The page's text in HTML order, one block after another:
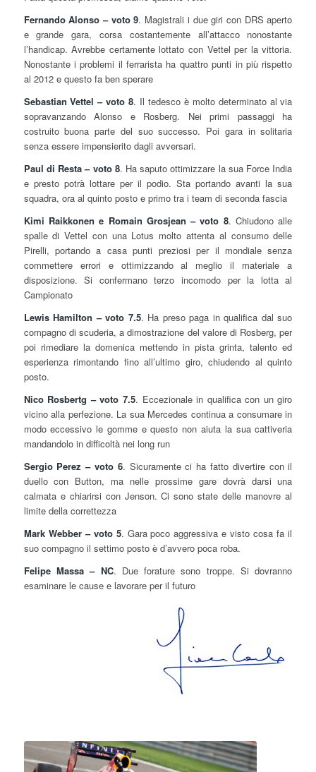
Fernando Alonso – voto 9. Magistrali i due giri con DRS aperto
e grande gara, corsa costantemente all’attacco nonostante
l’handicap. Avrebbe certamente lottato con Vettel per la vittoria.
Nonostante i problemi il ferrarista ha quattro punti in più rispetto
al 2012 e questo fa ben sperare
Sebastian Vettel – voto 8. Il tedesco è molto determinato al via
sopravanzando Alonso e Rosberg. Nei primi passaggi ha
costruito buona parte del suo successo. Poi gara in solitaria
senza essere impensierito dagli avversari.
Paul di Resta – voto 8. Ha saputo ottimizzare la sua Force India
e presto potrà lottare per il podio. Sta portando avanti la sua
squadra, ora al quinto posto e primo tra i team di seconda fascia
Kimi Raikkonen e Romain Grosjean – voto 8. Chiudono alle
spalle di Vettel con una Lotus molto attenta al consumo delle
Pirelli, portando a casa punti preziosi per il mondiale senza
commettere errori e ottimizzando al meglio il materiale a
disposizione. Si confermano terzo incomodo per la lotta al
Campionato
Lewis Hamilton – voto 7.5. Ha preso paga in qualifica dal suo
compagno di scuderia, a dimostrazione del valore di Rosberg, per
poi rimediare la domenica mettendo in pista grinta, talento ed
esperienza rimontando fino all’ultimo giro, chiudendo al quinto
posto.
Nico Rosbertg – voto 7.5. Eccezionale in qualifica con un giro
vicino alla perfezione. La sua Mercedes continua a consumare in
modo eccessivo le gomme e questo non aiuta la sua cattiveria
mandandolo in difficoltà nei long run
Sergio Perez – voto 6. Sicuramente ci ha fatto divertire con il
duello con Button, ma nelle prossime gare dovrà darsi una
calmata e chiarirsi con Jenson. Ci sono state delle manovre al
limite della correttezza
Mark Webber – voto 5. Gara poco aggressiva e visto cosa fa il
suo compagno il settimo posto è d’avvero poca roba.
Felipe Massa – NC. Due forature sono troppe. Si dovranno
esaminare le cause e lavorare per il futuro